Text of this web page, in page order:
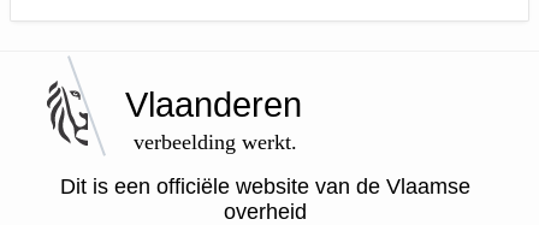
Vlaanderen
verbeelding werkt.
Dit is een officiële website van de Vlaamse
overheid